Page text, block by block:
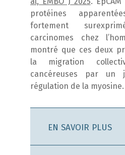
protéines
fortement
carcinomes chez
montré que ces deux
la migration
cancéreuses par
régulation de la myosine.
EN SAVOIR PLUS